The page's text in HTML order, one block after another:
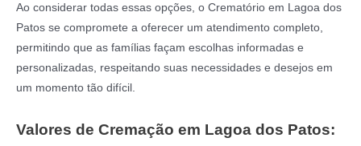
Ao considerar todas essas opções, o Crematório em Lagoa dos
Patos se compromete a oferecer um atendimento completo,
permitindo que as famílias façam escolhas informadas e
personalizadas, respeitando suas necessidades e desejos em
um momento tão difícil.
Valores de Cremação em Lagoa dos Patos: